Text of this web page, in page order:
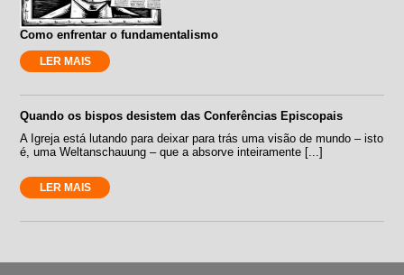
Como enfrentar o fundamentalismo
LER MAIS
Quando os bispos desistem das Conferências Episcopais
A Igreja está lutando para deixar para trás uma visão de mundo – isto
é, uma Weltanschauung – que a absorve inteiramente [...]
LER MAIS